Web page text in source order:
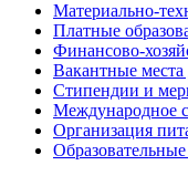
Материально-
Платные
Финансово-
Вакантные
Стипендии и
Международное
Организация